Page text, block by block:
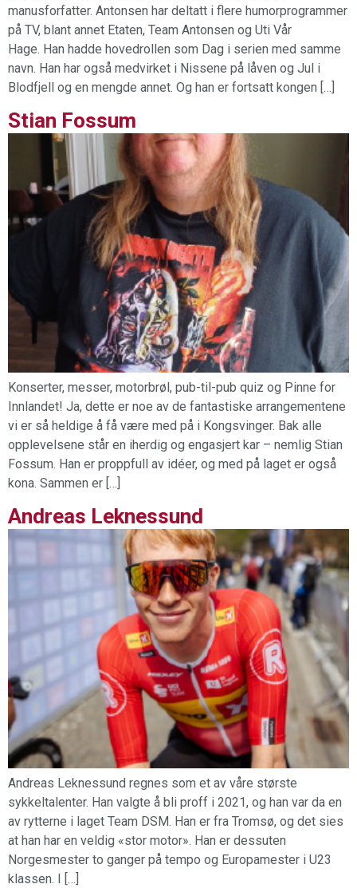
manusforfatter. Antonsen har deltatt i flere humorprogrammer
på TV, blant annet Etaten, Team Antonsen og Uti Vår
Hage. Han hadde hovedrollen som Dag i serien med samme
navn. Han har også medvirket i Nissene på låven og Jul i
Blodfjell og en mengde annet. Og han er fortsatt kongen […]
Stian Fossum
Konserter, messer, motorbrøl, pub-til-pub quiz og Pinne for
Innlandet! Ja, dette er noe av de fantastiske arrangementene
vi er så heldige å få være med på i Kongsvinger. Bak alle
opplevelsene står en iherdig og engasjert kar – nemlig Stian
Fossum. Han er proppfull av idéer, og med på laget er også
kona. Sammen er […]
Andreas Leknessund
Andreas Leknessund regnes som et av våre største
sykkeltalenter. Han valgte å bli proff i 2021, og han var da en
av rytterne i laget Team DSM. Han er fra Tromsø, og det sies
at han har en veldig «stor motor». Han er dessuten
Norgesmester to ganger på tempo og Europamester i U23
klassen. I […]